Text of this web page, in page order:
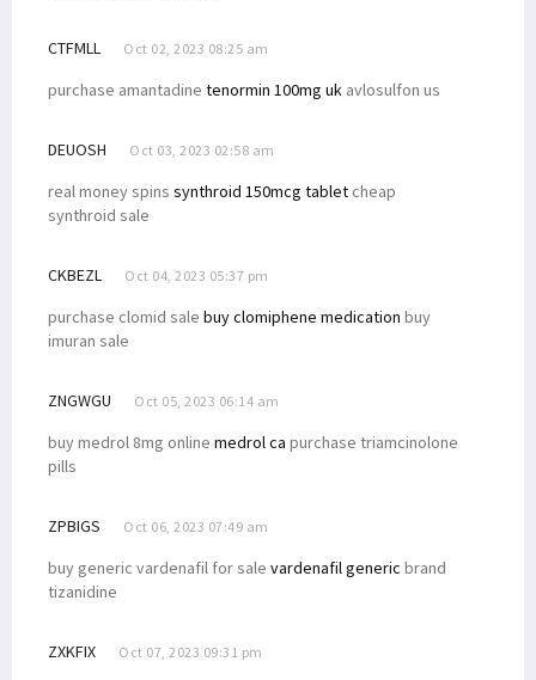
CTFMLL Oct 02, 2023 08:25 am
purchase amantadine tenormin 100mg uk avlosulfon us
DEUOSH Oct 03, 2023 02:58 am
real money spins synthroid 150mcg tablet cheap
synthroid sale
CKBEZL Oct 04, 2023 05:37 pm
purchase clomid sale buy clomiphene medication buy
imuran sale
ZNGWGU Oct 05, 2023 06:14 am
buy medrol 8mg online medrol ca purchase triamcinolone
pills
ZPBIGS Oct 06, 2023 07:49 am
buy generic vardenafil for sale vardenafil generic brand
tizanidine
ZXKFIX Oct 07, 2023 09:31 pm